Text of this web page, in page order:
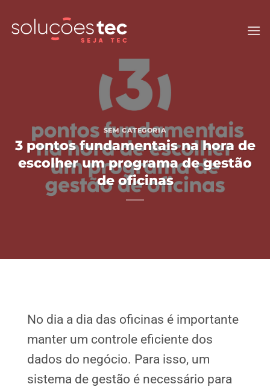
content
SEM CATEGORIA
3 pontos fundamentais na hora de
escolher um programa de gestão
de oficinas
No dia a dia das oficinas é importante
manter um controle eficiente dos
dados do negócio. Para isso, um
sistema de gestão é necessário para